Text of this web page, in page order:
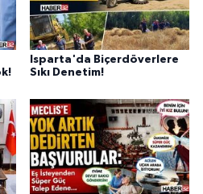
Isparta'da Biçerdöverlere
Sıkı Denetim!